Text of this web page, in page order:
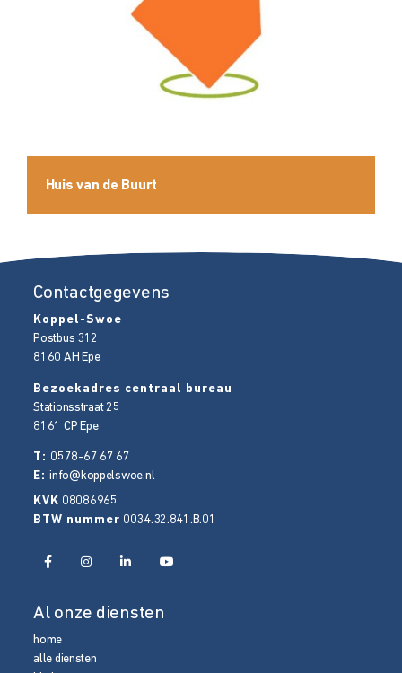
Huis van de Buurt
Contactgegevens
Koppel-Swoe
Postbus 312
8160 AH Epe
Bezoekadres centraal bureau
Stationsstraat 25
8161 CP Epe
T: 0578-67 67 67
E:info@koppelswoe.nl
KVK 08086965
BTW nummer 0034.32.841.B.01
Al onze diensten
home
alle diensten